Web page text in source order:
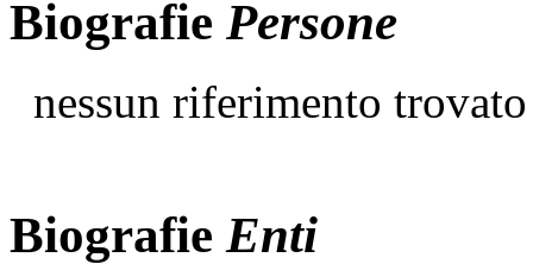
Biografie Persone
nessun riferimento trovato
Biografie Enti